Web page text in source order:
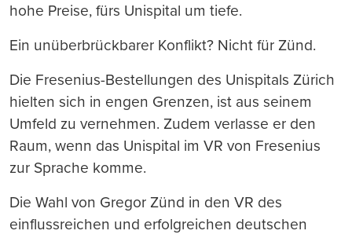
hohe Preise, fürs Unispital um tiefe.
Ein unüberbrückbarer Konflikt? Nicht für Zünd.
Die Fresenius-Bestellungen des Unispitals Zürich
hielten sich in engen Grenzen, ist aus seinem
Umfeld zu vernehmen. Zudem verlasse er den
Raum, wenn das Unispital im VR von Fresenius
zur Sprache komme.
Die Wahl von Gregor Zünd in den VR des
einflussreichen und erfolgreichen deutschen